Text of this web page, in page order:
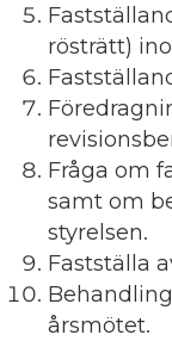
rösträtt)
Fråga om
samt om
styrelsen.
Fastställa
årsmötet.